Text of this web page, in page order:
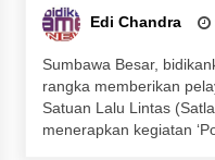
Edi Chandra
Sumbawa Besar,
rangka memberikan
Satuan Lalu Lintas
menerapkan kegiatan